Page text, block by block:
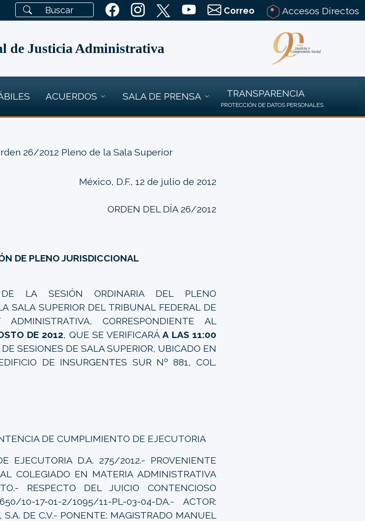
Correo Accesos Directos
de Justicia Administrativa
ACUERDOS SALA DE PRENSA TRANSPARENCIA
PROTECCIÓN DE DATOS PERSONALES
26/2012 Pleno de la Sala Superior
México, D.F., 12 de julio de 2012
ORDEN DEL DÍA 26/2012
DE PLENO JURISDICCIONAL
LA SESIÓN ORDINARIA DEL PLENO
SALA SUPERIOR DEL TRIBUNAL FEDERAL DE
CORRESPONDIENTE AL
DE 2012, QUE SE VERIFICARÁA LAS 11:00
SESIONES DE SALA SUPERIOR, UBICADO EN
DE INSURGENTES SUR Nº 881, COL.
DE CUMPLIMIENTO DE EJECUTORIA
EJECUTORIA D.A. 275/2012.- PROVENIENTE
COLEGIADO EN MATERIA ADMINISTRATIVA
RESPECTO DEL JUICIO CONTENCIOSO
10-17-01-2/1095/11-PL-03-04-DA.- ACTOR:
S.A. DE C.V.- PONENTE: MAGISTRADO MANUEL